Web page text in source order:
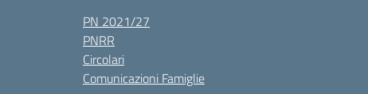
PN 2021/27
PNRR
Circolari
Comunicazioni Famiglie